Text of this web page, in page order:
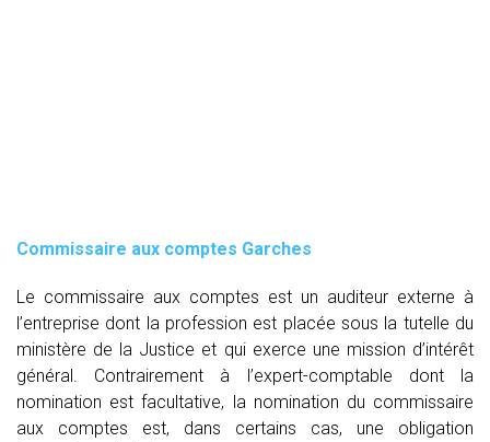
Commissaire aux comptes Garches
Le commissaire aux comptes est un auditeur externe à
l’entreprise dont la profession est placée sous la tutelle du
ministère de la Justice et qui exerce une mission d’intérêt
général. Contrairement à l’expert-comptable dont la
nomination est facultative, la nomination du commissaire
aux comptes est, dans certains cas, une obligation